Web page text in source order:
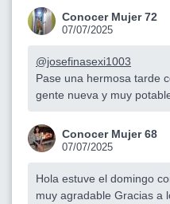
Conocer Mujer 72
07/07/2025
@josefinasexi1003
Pase una hermosa tarde
gente nueva y muy
Conocer Mujer 68
07/07/2025
Hola estuve el domingo
muy agradable Gracias a